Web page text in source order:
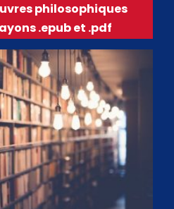
philosophiques
.epub et .pdf